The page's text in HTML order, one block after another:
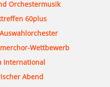
Orchestermusik
60plus
Wettbewerb
International
Abend